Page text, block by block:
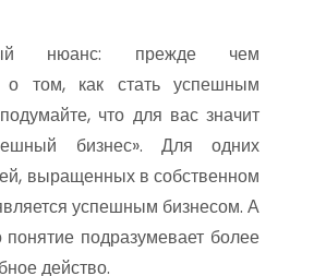
нюанс: прежде чем
о том, как стать успешным
что для вас значит
бизнес». Для одних
выращенных в собственном
успешным бизнесом. А
понятие подразумевает более
действо.